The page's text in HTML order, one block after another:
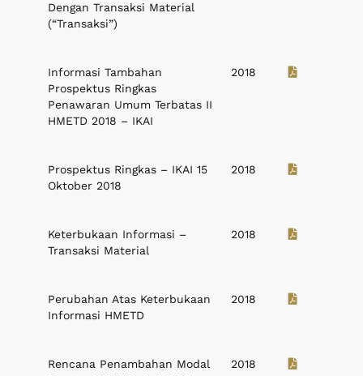
Dengan Transaksi Material
(“Transaksi”)
Informasi Tambahan
Prospektus Ringkas
Penawaran Umum Terbatas II
HMETD 2018 – IKAI
2018
Prospektus Ringkas – IKAI 15
Oktober 2018
2018
Keterbukaan Informasi –
Transaksi Material
2018
Perubahan Atas Keterbukaan
Informasi HMETD
2018
Rencana Penambahan Modal
2018